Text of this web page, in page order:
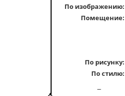
По изображению
Помещение
По рисунку
По стилю
По тону